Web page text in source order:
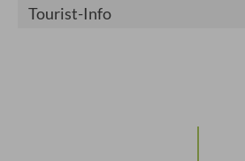
Tourist-Info